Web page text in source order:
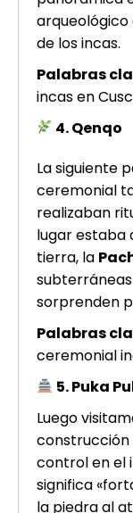
de los incas.
Palabras
incas en
4. Qenqo
La siguiente
ceremonial
realizaban
lugar estaba
tierra, la
sorprenden
Palabras
ceremonial
5. Puka
Luego
construcción
control en el
significa
la piedra al